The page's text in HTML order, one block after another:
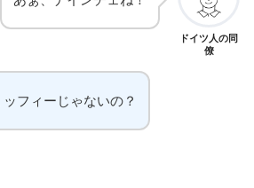
ドイツ人の同
僚
ッフィーじゃないの？